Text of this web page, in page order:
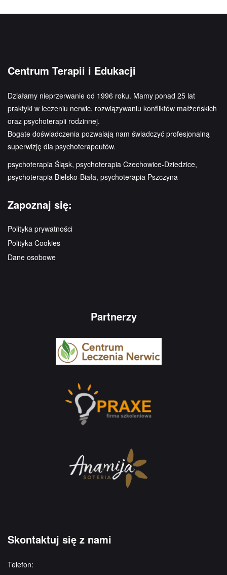
Centrum Terapii i Edukacji
Działamy nieprzerwanie od 1996 roku. Mamy ponad 25 lat
praktyki w leczeniu nerwic, rozwiązywaniu konfliktów małżeńskich
oraz psychoterapii rodzinnej.
Bogate doświadczenia pozwalają nam świadczyć profesjonalną
superwizję dla psychoterapeutów.
psychoterapia Śląsk, psychoterapia Czechowice-Dziedzice,
psychoterapia Bielsko-Biała, psychoterapia Pszczyna
Zapoznaj się:
Polityka prywatności
Polityka Cookies
Dane osobowe
Partnerzy
Skontaktuj się z nami
Telefon: